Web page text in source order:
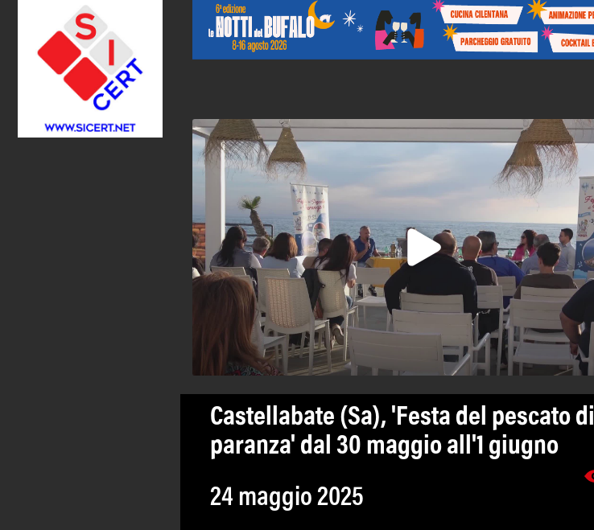
Castellabate (Sa), 'Festa del pescato di
paranza' dal 30 maggio all'1 giugno
24 maggio 2025